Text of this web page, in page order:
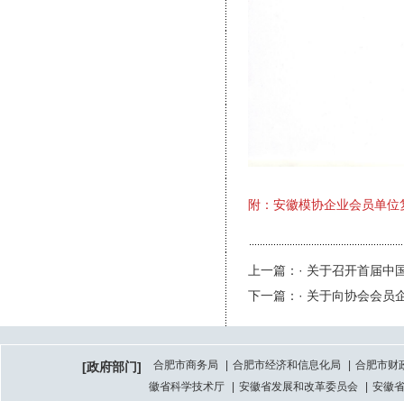
附：安徽模协企业会员单
上一篇：· 关于召开首届
下一篇：· 关于向协会会员
[政府部门] 合肥市商务局 合肥市经济和信息化局
合肥市财
徽省科学技术厅
安徽省发展和改革委员会 安徽